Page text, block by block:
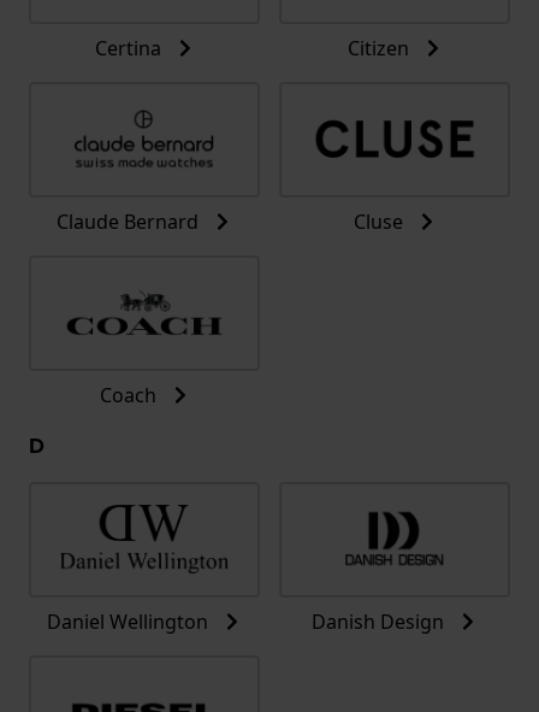
Certina Citizen
Claude Bernard Cluse
Coach
D
Daniel Wellington Danish Design